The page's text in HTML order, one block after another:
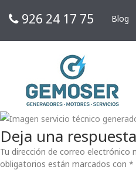
926 24 17 75 Blog
Deja una respuesta
Tu dirección de correo electrónico
obligatorios están marcados con *